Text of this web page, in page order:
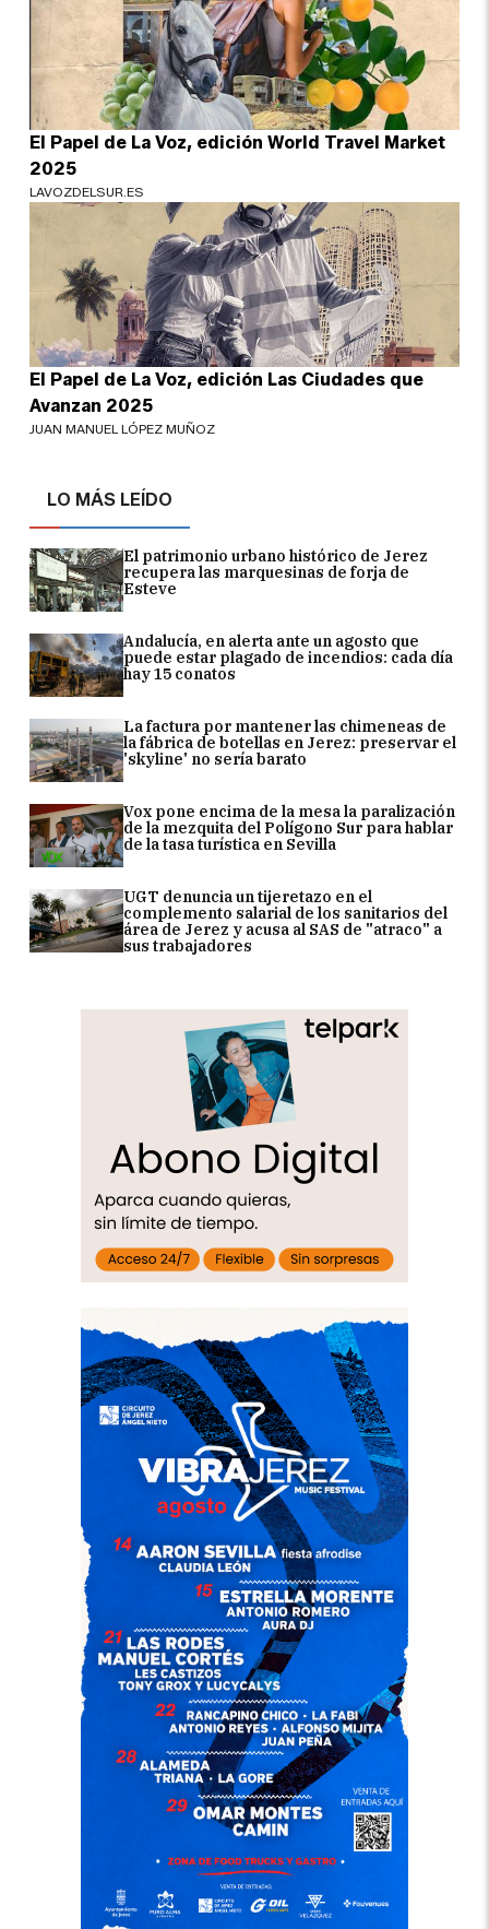
LO MÁS LEÍDO
El patrimonio urbano histórico de Jerez
recupera las marquesinas de forja de
Esteve
Andalucía, en alerta ante un agosto que
puede estar plagado de incendios: cada día
hay 15 conatos
La factura por mantener las chimeneas de
la fábrica de botellas en Jerez: preservar el
'skyline' no sería barato
Vox pone encima de la mesa la paralización
de la mezquita del Polígono Sur para hablar
de la tasa turística en Sevilla
UGT denuncia un tijeretazo en el
complemento salarial de los sanitarios del
área de Jerez y acusa al SAS de "atraco" a
sus trabajadores
El Papel de La Voz, edición World Travel Market
2025
LAVOZDELSUR.ES
El Papel de La Voz, edición Las Ciudades que
Avanzan 2025
JUAN MANUEL LÓPEZ MUÑOZ